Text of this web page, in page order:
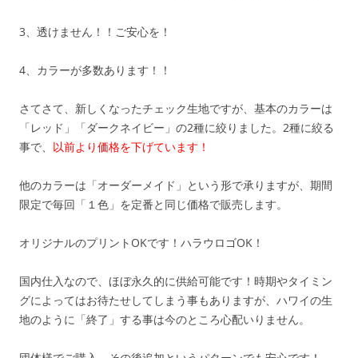
3、透けません！！ご安心を！
4、カラーが多数あります！！
さてさて、新しくなったチェック生地ですが、基本のカラーは
「レッド」「ダークネイビー」の2種に絞りました。2種に絞る
事で、 以前より価格を下げています！
他のカラーは「オーダーメイド」という形で承りますが、期間
限定で毎回「１色」を定番と同じ価格で販売します。
オリジナルのプリントOKです！ハラウロゴOK！
国内仕入なので、ほぼ永久的に供給可能です！時期やタイミン
グによってはお待たせしてしまう事もありますが、ハワイの生
地のように「終了」する事は今のところ心配いりません。